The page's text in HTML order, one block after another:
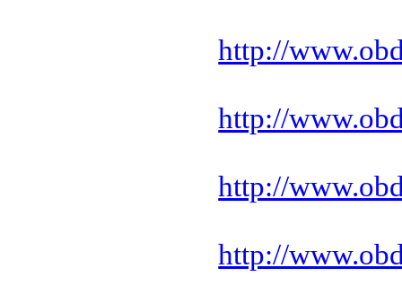
http://
http://
http://
http://